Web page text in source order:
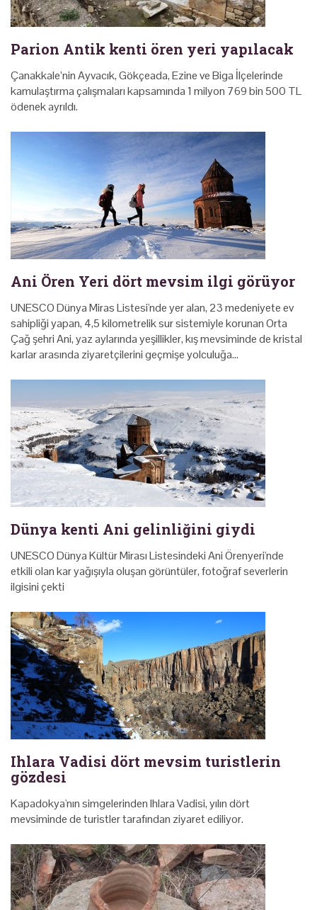
Parion Antik kenti ören yeri yapılacak
Çanakkale’nin Ayvacık, Gökçeada, Ezine ve Biga İlçelerinde
kamulaştırma çalışmaları kapsamında 1 milyon 769 bin 500 TL
ödenek ayrıldı.
Ani Ören Yeri dört mevsim ilgi görüyor
UNESCO Dünya Miras Listesi'nde yer alan, 23 medeniyete ev
sahipliği yapan, 4,5 kilometrelik sur sistemiyle korunan Orta
Çağ şehri Ani, yaz aylarında yeşillikler, kış mevsiminde de kristal
karlar arasında ziyaretçilerini geçmişe yolculuğa…
Dünya kenti Ani gelinliğini giydi
UNESCO Dünya Kültür Mirası Listesindeki Ani Örenyeri'nde
etkili olan kar yağışıyla oluşan görüntüler, fotoğraf severlerin
ilgisini çekti
Ihlara Vadisi dört mevsim turistlerin
gözdesi
Kapadokya'nın simgelerinden Ihlara Vadisi, yılın dört
mevsiminde de turistler tarafından ziyaret ediliyor.